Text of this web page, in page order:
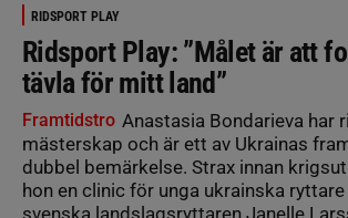
RIDSPORT PLAY
Ridsport Play: ”Målet är att
tävla för mitt land”
Framtidstro Anastasia Bondarieva har
mästerskap och är ett av Ukrainas
dubbel bemärkelse. Strax innan
hon en clinic för unga ukrainska
svenska landslagsryttaren Janelle